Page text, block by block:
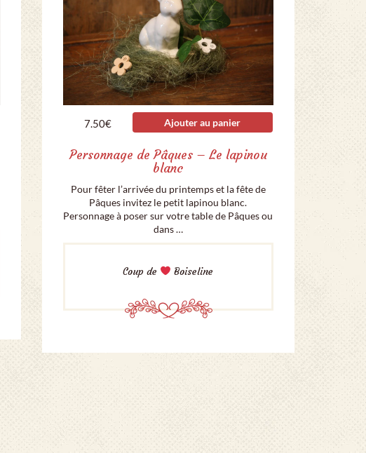
7.50€ Ajouter au panier
Personnage de Pâques – Le lapinou
blanc
Pour fêter l’arrivée du printemps et la fête de
Pâques invitez le petit lapinou blanc.
Personnage à poser sur votre table de Pâques ou
dans …
Coup de Boiseline